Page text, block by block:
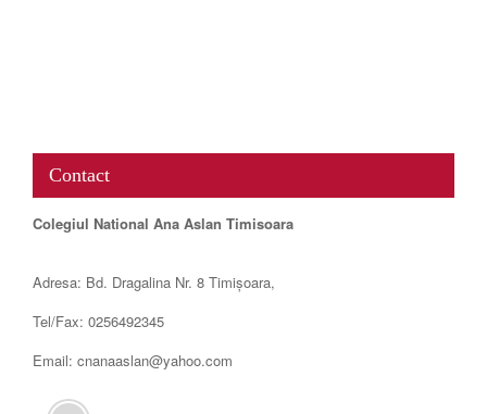
Contact
Colegiul National Ana Aslan Timisoara
Adresa: Bd. Dragalina Nr. 8 Timișoara,
Tel/Fax: 0256492345
Email: cnanaaslan@yahoo.com